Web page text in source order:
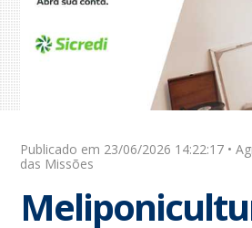
Publicado em 23/06/2026 14:22:17 •
das Missões